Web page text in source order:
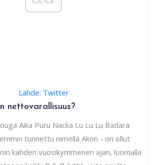
Lähde: Twitter
nettovarallisuus?
Aika Puru Nacka Lu Lu Lu Badara
tunnettu nimellä Akon - on ollut
kahden vuosikymmenen ajan, luomalla